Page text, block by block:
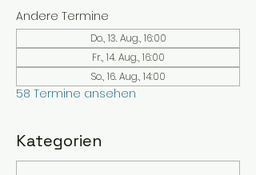
Andere Termine
Do., 13. Aug., 16:00
Fr., 14. Aug., 16:00
So., 16. Aug., 14:00
58 Termine ansehen
Kategorien